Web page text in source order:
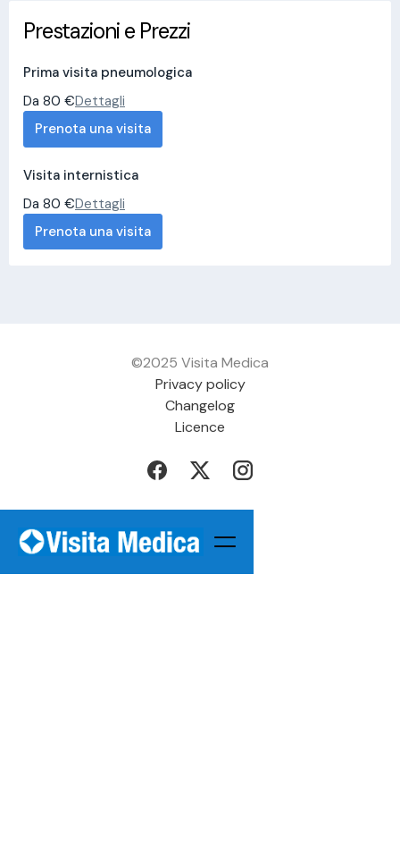
Prestazioni e Prezzi
Prima visita pneumologica
Da 80 €Dettagli
Prenota una visita
Visita internistica
Da 80 €Dettagli
Prenota una visita
©2025 Visita Medica
Privacy policy
Changelog
Licence